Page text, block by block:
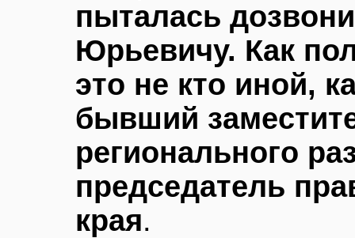
пыталась
Юрьевичу. Как
это не кто иной,
бывший
регионального
председатель
края.